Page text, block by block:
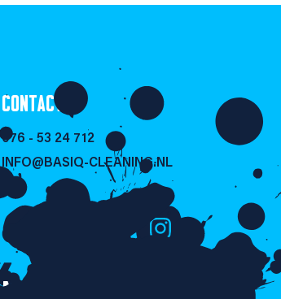
CONTACT
076 - 53 24 712
INFO@BASIQ-CLEANING.NL